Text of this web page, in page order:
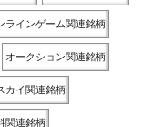
ラインゲーム関連銘柄
オークション関連銘柄
カイ関連銘柄
関連銘柄